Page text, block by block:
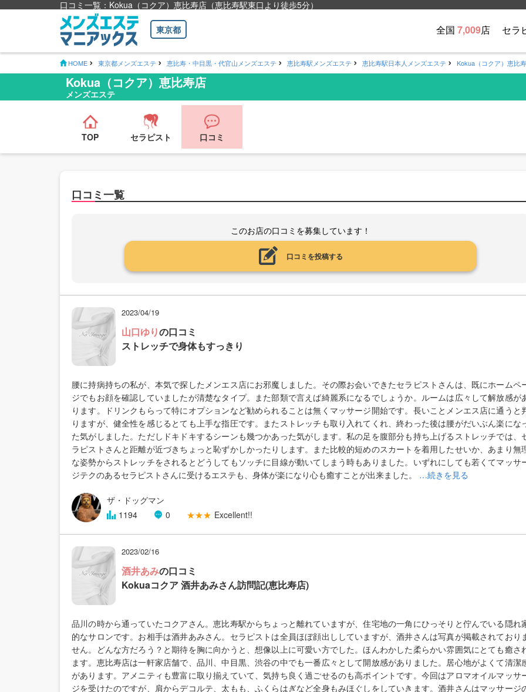
口コミ一覧：Kokua（コクア）恵比寿店（恵比寿駅東口より徒歩5分）
東京都 全国 7,009店 セラ
HOME 東京都メンズエステ 恵比寿・中目黒・代官山メンズエステ 恵比寿駅メンズエステ 恵比寿駅日本人メンズエステ Kokua（コクア）恵比
Kokua（コクア）恵比寿店
メンズエステ
TOP セラピスト 口コミ
口コミ一覧
このお店の口コミを募集しています！
口コミを投稿する
2023/04/19
山口ゆりの口コミ
ストレッチで身体もすっきり
腰に持病持ちの私が、本気で探したメンエス店にお邪魔しました。その際お会いできたセラピストさんは、既にホームペ
ジでもお顔を確認していましたが清楚なタイプ。また部類で言えば綺麗系になるでしょうか。ルームは広々して解放感が
ります。ドリンクもらって特にオプションなど勧められることは無くマッサージ開始です。長いことメンエス店に通うと
りますが、健全性を感じるとても上手な指圧です。またストレッチも取り入れてくれ、終わった後は腰がだいぶん楽にな
た気がしました。ただしドキドキするシーンも幾つかあった気がします。私の足を腹部分も持ち上げるストレッチでは、
ラピストさんと距離が近づきちょっと恥ずかしかったりします。また比較的短めのスカートを着用したせいか、あまり無
な姿勢からストレッチをされるとどうしてもソッチに目線が動いてしまう時もありました。いずれにしても若くてマッサ
ジテクのあるセラピストさんに受けるエステも、身体が楽になり心も癒すことが出来ました。 …続きを見る
ザ・ドッグマン
1194
0 ★★★ Excellent!!
2023/02/16
酒井あみの口コミ
Kokuaコクア 酒井あみさん訪問記(恵比寿店)
品川の時から通っていたコクアさん。恵比寿駅からちょっと離れていますが、住宅地の一角にひっそりと佇んでいる隠れ
的なサロンです。お相手は酒井あみさん。セラピストは全員ほぼ顔出ししていますが、酒井さんは写真が掲載されており
せん。どんな方だろう？と期待を胸に向かうと、想像以上に可愛い方でした。ほんわかした柔らかい雰囲気にとても癒さ
ます。恵比寿店は一軒家店舗で、品川、中目黒、渋谷の中でも一番広々として開放感がありました。居心地がよくて清潔
があります。アメニティも豊富に取り揃えていて、気持ち良く過ごせるのも高ポイントです。今回はアロマオイルマッサ
ジを受けたのですが、肩からデコルテ、太もも、ふくらはぎなど全身もみほぐしをしていきます。酒井さんはマッサージ